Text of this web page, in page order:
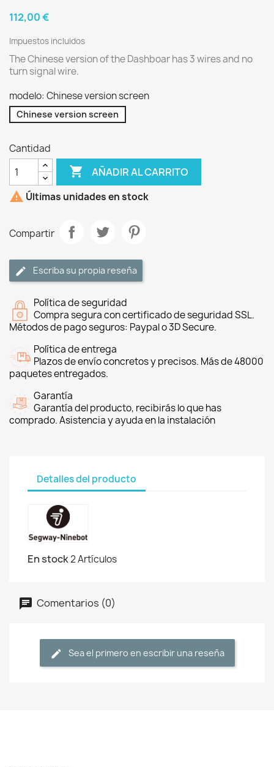
112,00 €
Impuestos incluidos
The Chinese version of the Dashboar has 3 wires and no
turn signal wire.
modelo: Chinese version screen
Chinese version screen
Cantidad
 AÑADIR AL CARRITO
 Últimas unidades en stock
Compartir
Escriba su propia reseña
Política de seguridad
Compra segura con certificado de seguridad SSL.
Métodos de pago seguros: Paypal o 3D Secure.
Política de entrega
Plazos de envío concretos y precisos. Más de 48000
paquetes entregados.
Garantía
Garantía del producto, recibirás lo que has
comprado. Asistencia y ayuda en la instalación
Detalles del producto
En stock2 Artículos
Comentarios (0)
Sea el primero en escribir una reseña